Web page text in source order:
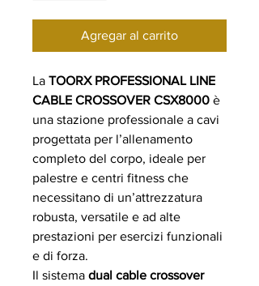
Agregar al carrito
La TOORX PROFESSIONAL LINE
CABLE CROSSOVER CSX8000 è
una stazione professionale a cavi
progettata per l’allenamento
completo del corpo, ideale per
palestre e centri fitness che
necessitano di un’attrezzatura
robusta, versatile e ad alte
prestazioni per esercizi funzionali
e di forza.
Il sistema dual cable crossover